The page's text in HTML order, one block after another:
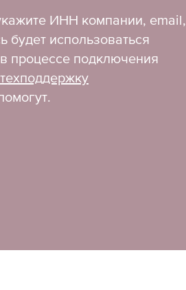
ИНН компании, email,
будет использоваться
процессе подключения